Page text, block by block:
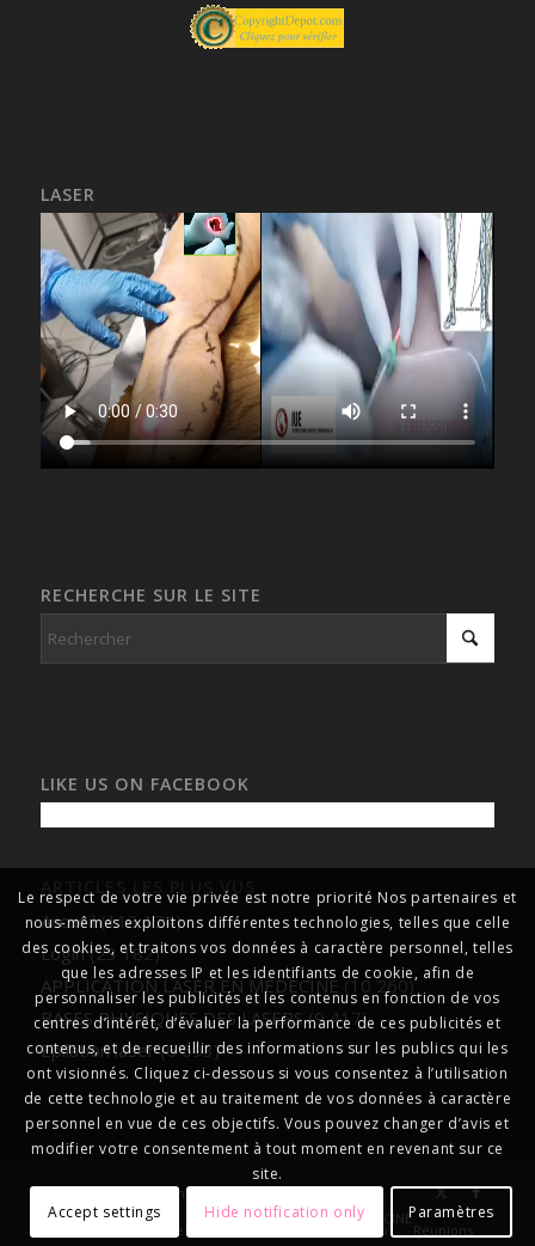
LASER
RECHERCHE SUR LE SITE
LIKE US ON FACEBOOK
ARTICLES LES PLUS VUS
Accueil (113 124)
Login (23 182)
APPLICATION LASER EN MEDECINE (10 260)
BASES PHYSIQUES DES LASERS (9 417)
Epilation laser (6 693)
© Copyrightformationlasersmédicaux
Accueil
A propos APPLICATION LASER EN MEDECINE
Les centres lasers médicaux Liens Web Réunions
Le respect de votre vie privée est notre priorité Nos partenaires et
nous-mêmes exploitons différentes technologies, telles que celle
des cookies, et traitons vos données à caractère personnel, telles
que les adresses IP et les identifiants de cookie, afin de
personnaliser les publicités et les contenus en fonction de vos
centres d’intérêt, d’évaluer la performance de ces publicités et
contenus, et de recueillir des informations sur les publics qui les
ont visionnés. Cliquez ci-dessous si vous consentez à l’utilisation
de cette technologie et au traitement de vos données à caractère
personnel en vue de ces objectifs. Vous pouvez changer d’avis et
modifier votre consentement à tout moment en revenant sur ce
site.
Accept settings
Hide notification only Paramètres